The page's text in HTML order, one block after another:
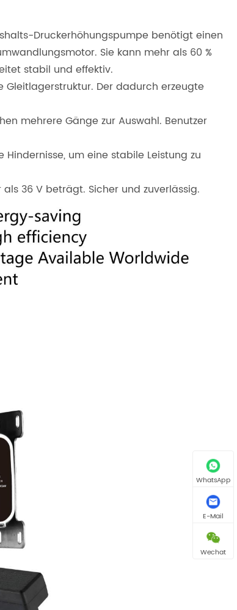
Druckerhöhungspumpe benötigt einen
Sie kann mehr als 60 %
stabil und effektiv.
Gleitlagerstruktur. Der dadurch erzeugte
mehrere Gänge zur Auswahl. Benutzer
Hindernisse, um eine stabile Leistung zu
36 V beträgt. Sicher und zuverlässig.
WhatsApp
E-Mail
Wechat